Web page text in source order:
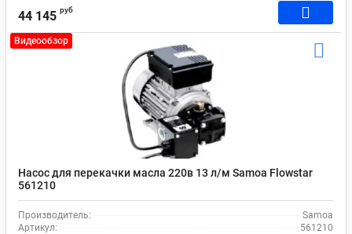
44 145 руб
Видеообзор
Насос для перекачки масла 220в 13 л/м Samoa Flowstar
561210
Производитель:
Samoa
Артикул:
561210